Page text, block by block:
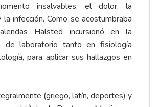
insalvables: el dolor, la
la infección. Como se acostumbraba
Halsted incursionó en la
de laboratorio tanto en fisiología
para aplicar sus hallazgos en
(griego, latín, deportes) y